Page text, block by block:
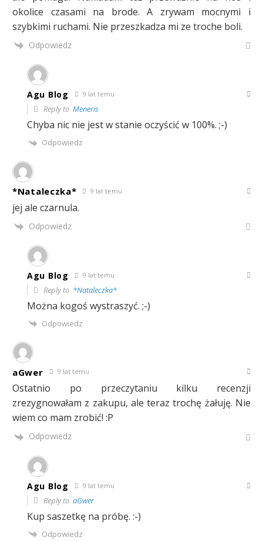
okolice czasami na brode. A zrywam mocnymi i
szybkimi ruchami. Nie przeszkadza mi ze troche boli.
Odpowiedz
Agu Blog 9 lat temu
Reply to Meneris
Chyba nic nie jest w stanie oczyścić w 100%. ;-)
Odpowiedz
*Nataleczka* 9 lat temu
jej ale czarnula.
Odpowiedz
Agu Blog 9 lat temu
Reply to *Nataleczka*
Można kogoś wystraszyć. ;-)
Odpowiedz
aGwer 9 lat temu
Ostatnio po przeczytaniu kilku recenzji
zrezygnowałam z zakupu, ale teraz trochę żałuję. Nie
wiem co mam zrobić! :P
Odpowiedz
Agu Blog 9 lat temu
Reply to aGwer
Kup saszetkę na próbę. :-)
Odpowiedz